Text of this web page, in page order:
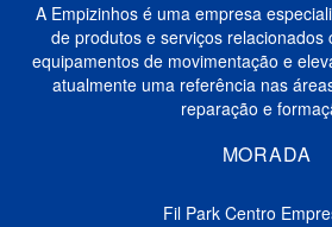
A Empizinhos é uma empresa
de produtos e serviços relacionados
equipamentos de movimentação e
atualmente uma referência nas
reparação e
MORADA
Fil Park Centro